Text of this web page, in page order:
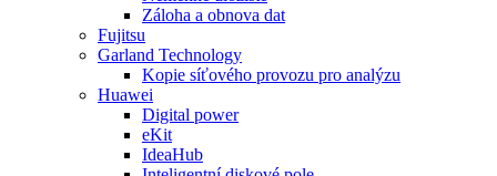
Záloha a obnova dat
Fujitsu
Garland Technology
Kopie síťového provozu pro analýzu
Huawei
Digital power
eKit
IdeaHub